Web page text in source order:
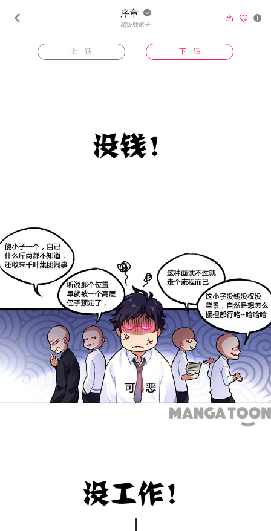
 序章 
超级败家子
  
上一话 下一话